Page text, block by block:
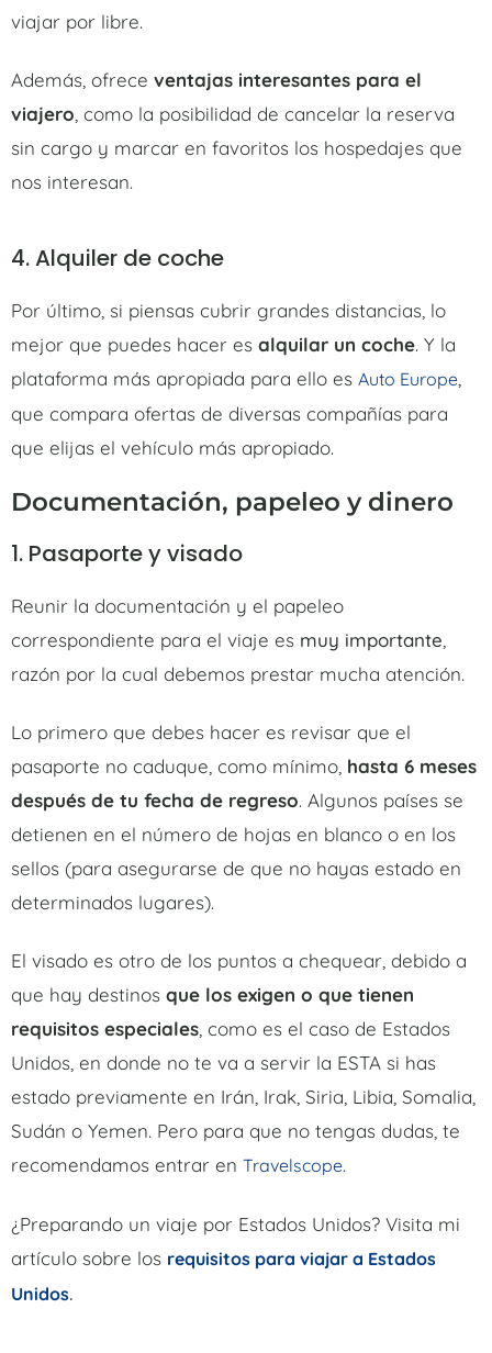
viajar por libre.
Además, ofrece ventajas interesantes para el
viajero , como la posibilidad de cancelar la reserva
sin cargo y marcar en favoritos los hospedajes que
nos interesan.
4. Alquiler de coche
Por último, si piensas cubrir grandes distancias, lo
mejor que puedes hacer es alquilar un coche. Y la
plataforma más apropiada para ello es Auto Europe
que compara ofertas de diversas compañías para
que elijas el vehículo más apropiado.
Documentación, papeleo y dinero
1. Pasaporte y visado
Reunir la documentación y el papeleo
correspondiente para el viaje es muy importante
razón por la cual debemos prestar mucha atención.
Lo primero que debes hacer es revisar que el
pasaporte no caduque, como mínimo, hasta 6 meses
después de tu fecha de regreso. Algunos países se
detienen en el número de hojas en blanco o en los
sellos (para asegurarse de que no hayas estado en
determinados lugares).
El visado es otro de los puntos a chequear, debido a
que hay destinos que los exigen o que tienen
requisitos especiales , como es el caso de Estados
Unidos, en donde no te va a servir la ESTA si has
estado previamente en Irán, Irak, Siria, Libia, Somalia,
Sudán o Yemen. Pero para que no tengas dudas, te
recomendamos entrar en Travelscope.
¿Preparando un viaje por Estados Unidos? Visita mi
artículo sobre los requisitos para viajar a Estados
Unidos.